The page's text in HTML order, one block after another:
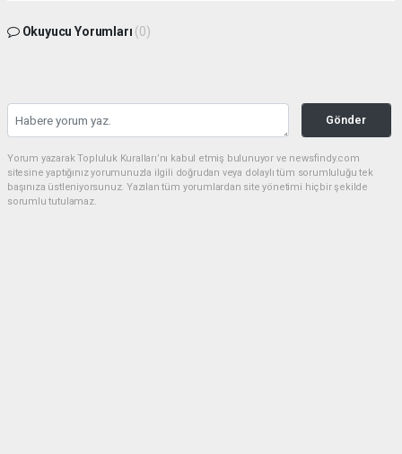
Okuyucu Yorumları (0)
Gönder
Yorum yazarak Topluluk Kuralları’nı kabul etmiş bulunuyor ve newsfindy.com
sitesine yaptığınız yorumunuzla ilgili doğrudan veya dolaylı tüm sorumluluğu tek
başınıza üstleniyorsunuz. Yazılan tüm yorumlardan site yönetimi hiçbir şekilde
sorumlu tutulamaz.